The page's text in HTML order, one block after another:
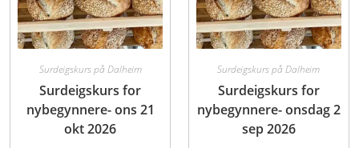
Surdeigskurs på Dalheim
Surdeigskurs for
nybegynnere- ons 21
okt 2026
Surdeigskurs på Dalheim
Surdeigskurs for
nybegynnere- onsdag 2
sep 2026